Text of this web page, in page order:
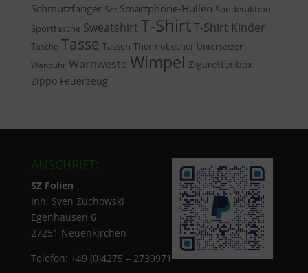
Schmutzfänger Set Smartphone-Hüllen Sonderaktion
Sporttasche Sweatshirt T-ShirtT-Shirt Kinder
Tasche Tasse Tassen Thermobecher Untersetzer
Wanduhr Warnweste Wimpel Zigarettenbox
Zippo Feuerzeug
ANSCHRIFT:
SZ Folien
Inh. Sven Zuchowski
Egenhausen 6
27251 Neuenkirchen
Telefon: +49 (0)4275 – 2739971